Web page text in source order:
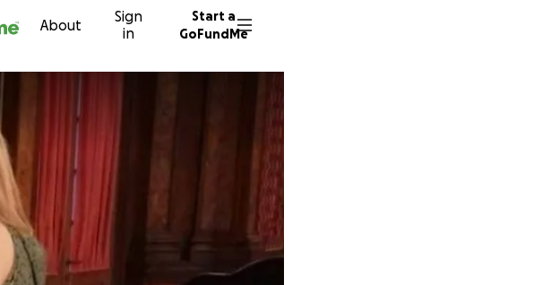
About
Sign
in
Start a
GoFundMe